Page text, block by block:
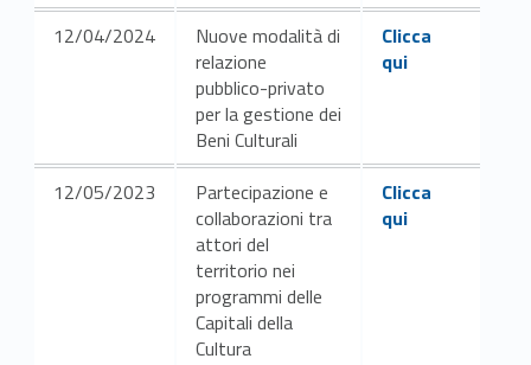
o12/04/2024
Nuove modalità di
relazione
pubblico-privato
per la gestione dei
Beni Culturali
Link identifier #identifier__29338-5
Clicca
qui
12/05/2023
Partecipazione e
collaborazioni tra
attori del
territorio nei
programmi delle
Capitali della
Cultura
Link identifier #identifier__148593-4
Clicca
qui